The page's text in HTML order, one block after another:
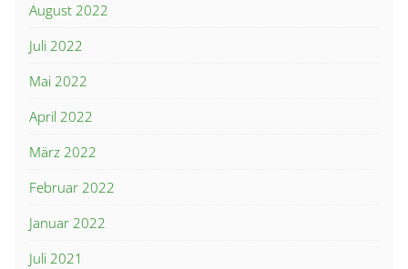
August 2022
Juli 2022
Mai 2022
April 2022
März 2022
Februar 2022
Januar 2022
Juli 2021